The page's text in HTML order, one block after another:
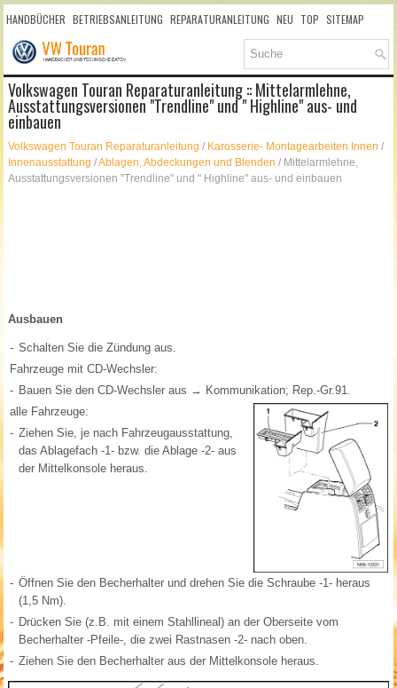
HANDBÜCHER BETRIEBSANLEITUNG REPARATURANLEITUNG NEU TOP SITEMAP
SUCHLAUF
Volkswagen Touran Reparaturanleitung :: Mittelarmlehne,
Ausstattungsversionen "Trendline" und " Highline" aus- und
einbauen
Volkswagen Touran Reparaturanleitung / Karosserie- Montagearbeiten Innen /
Innenausstattung /Ablagen, Abdeckungen und Blenden / Mittelarmlehne,
Ausstattungsversionen "Trendline" und " Highline" aus- und einbauen
Ausbauen
- Schalten Sie die Zündung aus.
Fahrzeuge mit CD-Wechsler:
- Bauen Sie den CD-Wechsler aus → Kommunikation; Rep.-Gr.91.
alle Fahrzeuge:
- Ziehen Sie, je nach Fahrzeugausstattung,
das Ablagefach -1- bzw. die Ablage -2- aus
der Mittelkonsole heraus.
- Öffnen Sie den Becherhalter und drehen Sie die Schraube -1- heraus
(1,5 Nm).
- Drücken Sie (z.B. mit einem Stahllineal) an der Oberseite vom
Becherhalter -Pfeile-, die zwei Rastnasen -2- nach oben.
- Ziehen Sie den Becherhalter aus der Mittelkonsole heraus.